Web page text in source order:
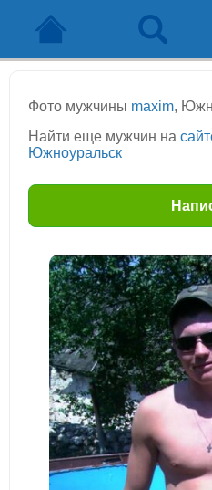
Фото мужчины maxim,
Найти еще мужчин на
Южноуральск